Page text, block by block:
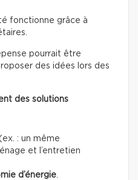
fonctionne grâce à
pourrait être
des idées lors des
des solutions
(ex. : un même
et l’entretien
d’énergie.